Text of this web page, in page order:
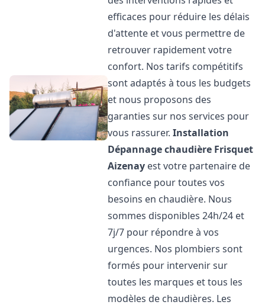
efficaces pour réduire les délais
d'attente et vous permettre de
retrouver rapidement votre
confort. Nos tarifs compétitifs
sont adaptés à tous les budgets
et nous proposons des
garanties sur nos services pour
vous rassurer.Installation
Dépannage chaudière Frisquet
Aizenay est votre partenaire de
confiance pour toutes vos
besoins en chaudière. Nous
sommes disponibles 24h/24 et
7j/7 pour répondre à vos
urgences. Nos plombiers sont
formés pour intervenir sur
toutes les marques et tous les
modèles de chaudières. Les